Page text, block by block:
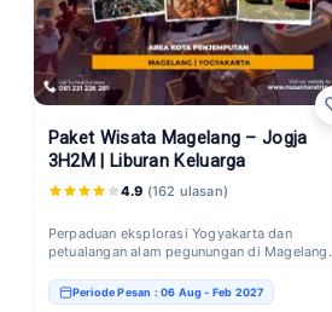
Paket Wisata Magelang – Jogja
3H2M | Liburan Keluarga
4.9 (162 ulasan)
Perpaduan eksplorasi Yogyakarta dan
petualangan alam pegunungan di Magelang.
Periode Pesan : 06 Aug - Feb 2027